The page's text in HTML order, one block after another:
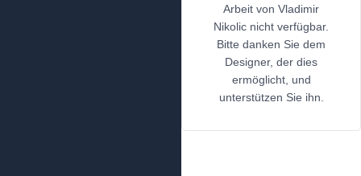
Arbeit von Vladimir
Nikolic nicht verfügbar.
Bitte danken Sie dem
Designer, der dies
ermöglicht, und
unterstützen Sie ihn.